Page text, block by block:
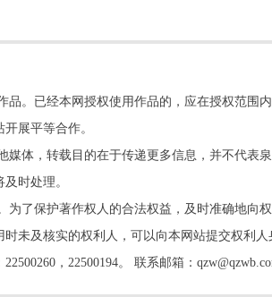
。已经本网授权使用作品的，应在授权范围
展平等合作。
体，转载目的在于传递更多信息，并不代表
时处理。
了保护著作权人的合法权益，及时准确地向
未及核实的权利人，可以向本网站提交权利
，22500194。 联系邮箱：